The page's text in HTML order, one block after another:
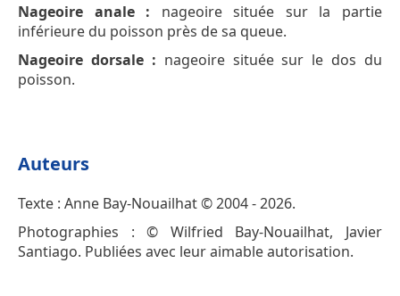
Nageoire anale : nageoire située sur la partie
inférieure du poisson près de sa queue.
Nageoire dorsale : nageoire située sur le dos du
poisson.
Auteurs
Texte : Anne Bay-Nouailhat © 2004 - 2026.
Photographies : © Wilfried Bay-Nouailhat, Javier
Santiago. Publiées avec leur aimable autorisation.